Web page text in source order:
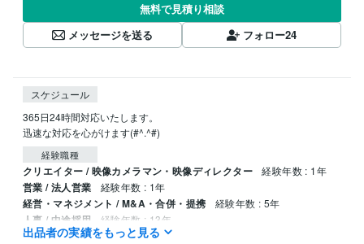
無料で見積り相談
メッセージを送る
フォロー24
スケジュール
365日24時間対応いたします。
迅速な対応を心がけます(#^.^#)
経験職種
クリエイター / 映像カメラマン・映像ディレクター 経験年数 : 1年
営業 / 法人営業 経験年数 : 1年
経営・マネジメント / M&A・合併・提携 経験年数 : 5年
人事 / 中途採用 経験年数 : 13年
ライフスタイル・その他 / 占い師
出品者の実績をもっと見る